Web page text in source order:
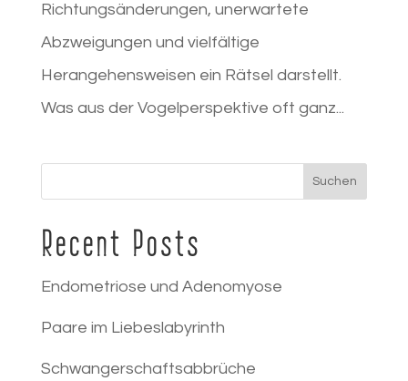
Richtungsänderungen, unerwartete
Abzweigungen und vielfältige
Herangehensweisen ein Rätsel darstellt.
Was aus der Vogelperspektive oft ganz...
Suchen
Recent Posts
Endometriose und Adenomyose
Paare im Liebeslabyrinth
Schwangerschaftsabbrüche